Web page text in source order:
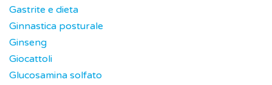
Gastrite e dieta
Ginnastica posturale
Ginseng
Giocattoli
Glucosamina solfato